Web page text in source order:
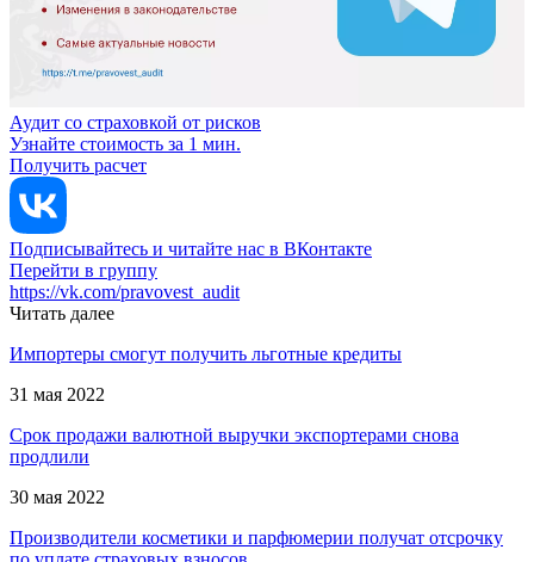
Аудит со страховкой от рисков
Узнайте стоимость за 1 мин.
Получить расчет
Подписывайтесь и читайте нас в ВКонтакте
Перейти в группу
https://vk.com/pravovest_audit
Читать далее
Импортеры смогут получить льготные кредиты
31 мая 2022
Срок продажи валютной выручки экспортерами снова
продлили
30 мая 2022
Производители косметики и парфюмерии получат отсрочку